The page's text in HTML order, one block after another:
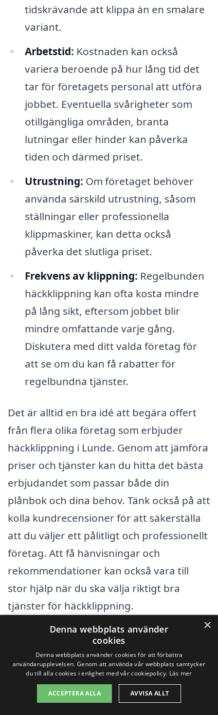
tidskrävande att klippa än en smalare
variant.
Arbetstid: Kostnaden kan också
variera beroende på hur lång tid det
tar för företagets personal att utföra
jobbet. Eventuella svårigheter som
otillgängliga områden, branta
lutningar eller hinder kan påverka
tiden och därmed priset.
Utrustning: Om företaget behöver
använda särskild utrustning, såsom
ställningar eller professionella
klippmaskiner, kan detta också
påverka det slutliga priset.
Frekvens av klippning: Regelbunden
häckklippning kan ofta kosta mindre
på lång sikt, eftersom jobbet blir
mindre omfattande varje gång.
Diskutera med ditt valda företag för
att se om du kan få rabatter för
regelbundna tjänster.
Det är alltid en bra idé att begära offert
från flera olika företag som erbjuder
häckklippning i Lunde. Genom att jämföra
priser och tjänster kan du hitta det bästa
erbjudandet som passar både din
plånbok och dina behov. Tänk också på att
kolla kundrecensioner för att säkerställa
att du väljer ett pålitligt och professionellt
företag. Att få hänvisningar och
rekommendationer kan också vara till
stor hjälp när du ska välja riktigt bra
tjänster för häckklippning.
Få 3 erbjudanden, gratis och utan
förpliktelser
×
Denna webbplats använder
cookies
Denna webbplats använder cookies för att förbättra
användarupplevelsen. Genom att använda vår webbplats samtycker
du till alla cookies i enlighet med vår cookiepolicy. Läs mer
ACCEPTERA ALLA AVVISA ALLT